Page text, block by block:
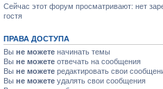
Сейчас этот форум просматривают: нет
гостя
ПРАВА ДОСТУПА
Вы не можете начинать темы
Вы не можете отвечать на сообщения
Вы не можете редактировать свои
Вы не можете удалять свои сообщения